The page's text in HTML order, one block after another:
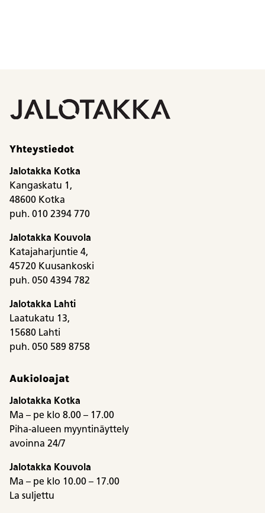
Yhteystiedot
Jalotakka Kotka
Kangaskatu 1,
48600 Kotka
puh. 010 2394 770
Jalotakka Kouvola
Katajaharjuntie 4,
45720 Kuusankoski
puh. 050 4394 782
Jalotakka Lahti
Laatukatu 13,
15680 Lahti
puh. 050 589 8758
Aukioloajat
Jalotakka Kotka
Ma – pe klo 8.00 – 17.00
Piha-alueen myyntinäyttely
avoinna 24/7
Jalotakka Kouvola
Ma – pe klo 10.00 – 17.00
La suljettu